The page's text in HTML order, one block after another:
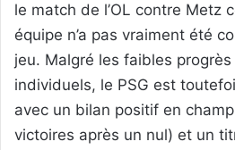
le match de l’OL contre Metz
équipe n’a pas vraiment été
jeu. Malgré les faibles
individuels, le PSG est
avec un bilan positif en
victoires après un nul) et un